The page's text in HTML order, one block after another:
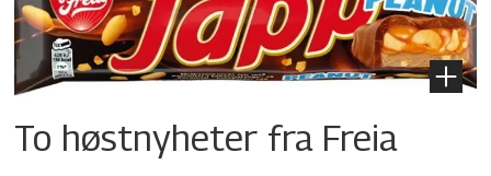
To høstnyheter fra Freia